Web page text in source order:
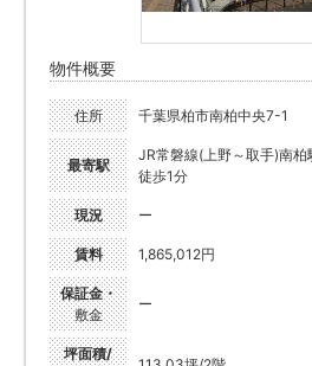
物件概要
住所 千葉県柏市南柏中央7-1
最寄駅
JR常磐線(上野～取手)南柏
徒歩1分
現況 ー
賃料 1,865,012円
保証金・
敷金
ー
坪面積/